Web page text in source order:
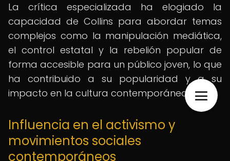
La crítica especializada ha elogiado la
capacidad de Collins para abordar temas
complejos como la manipulación mediática,
el control estatal y la rebelión popular de
forma accesible para un público joven, lo que
ha contribuido a su popularidad y a su
impacto en la cultura contemporánea.
Influencia en el activismo y
movimientos sociales
contemporáneos